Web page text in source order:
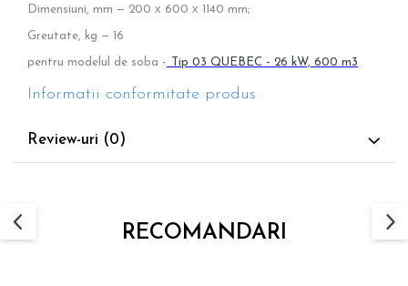
Dimensiuni, mm — 200 х 600 х 1140 mm;
Greutate, kg — 16
pentru modelul de soba - Tip 03 QUEBEC - 26 kW, 600 m3
Informatii conformitate produs
Review-uri (0)
RECOMANDARI